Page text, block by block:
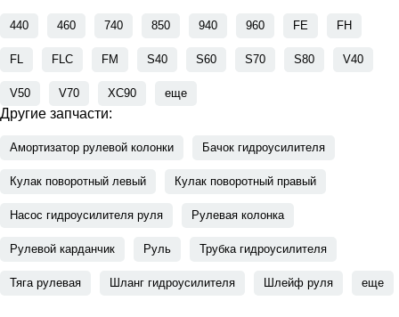
440 460 740 850 940 960 FE FH
FL FLC FM S40 S60 S70 S80 V40
V50 V70 XC90 еще
Другие запчасти:
Амортизатор рулевой колонки Бачок гидроусилителя
Кулак поворотный левый Кулак поворотный правый
Насос гидроусилителя руля Рулевая колонка
Рулевой карданчик Руль Трубка гидроусилителя
Тяга рулевая Шланг гидроусилителя Шлейф руля еще